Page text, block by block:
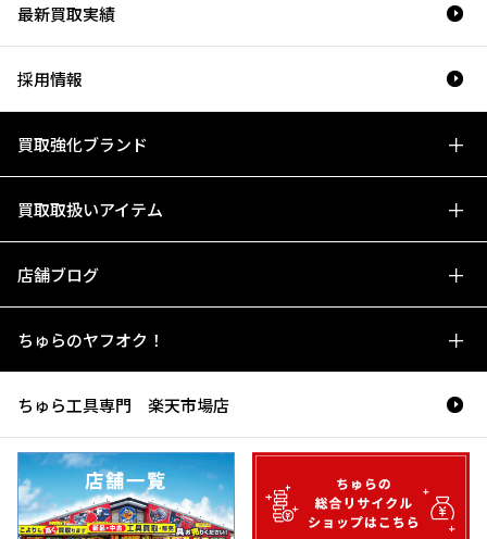
最新買取実績
採用情報
買取強化ブランド
買取取扱いアイテム
店舗ブログ
ちゅらのヤフオク！
ちゅら工具専門 楽天市場店